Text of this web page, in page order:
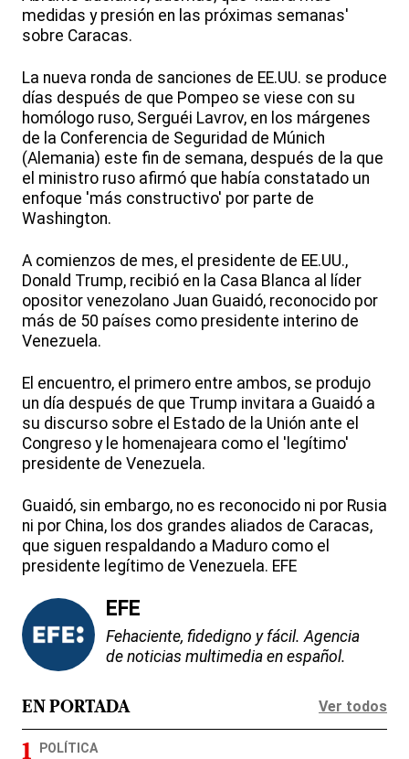
medidas y presión en las próximas semanas'
sobre Caracas.
La nueva ronda de sanciones de EE.UU. se produce
días después de que Pompeo se viese con su
homólogo ruso, Serguéi Lavrov, en los márgenes
de la Conferencia de Seguridad de Múnich
(Alemania) este fin de semana, después de la que
el ministro ruso afirmó que había constatado un
enfoque 'más constructivo' por parte de
Washington.
A comienzos de mes, el presidente de EE.UU.,
Donald Trump, recibió en la Casa Blanca al líder
opositor venezolano Juan Guaidó, reconocido por
más de 50 países como presidente interino de
Venezuela.
El encuentro, el primero entre ambos, se produjo
un día después de que Trump invitara a Guaidó a
su discurso sobre el Estado de la Unión ante el
Congreso y le homenajeara como el 'legítimo'
presidente de Venezuela.
Guaidó, sin embargo, no es reconocido ni por Rusia
ni por China, los dos grandes aliados de Caracas,
que siguen respaldando a Maduro como el
presidente legítimo de Venezuela. EFE
EFE
Fehaciente, fidedigno y fácil. Agencia
de noticias multimedia en español.
EN PORTADA Ver todos
POLÍTICA